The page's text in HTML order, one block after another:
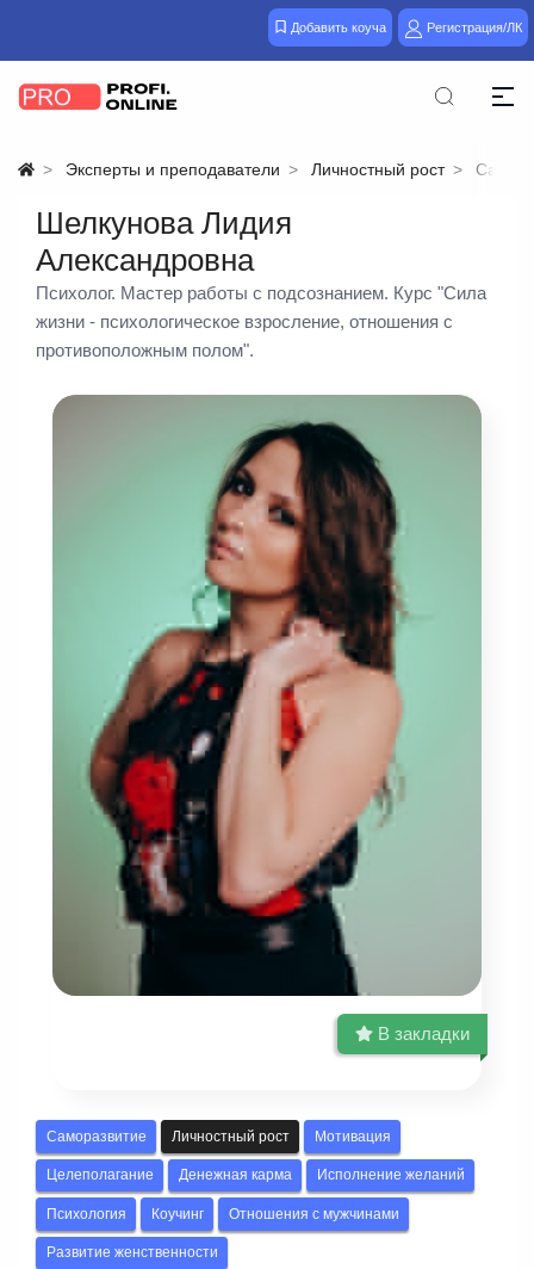
Добавить коуча Регистрация/ЛК
Эксперты и преподаватели Личностный рост
Шелкунова Лидия
Александровна
Психолог. Мастер работы с подсознанием. Курс "Сила
жизни - психологическое взросление, отношения с
противоположным полом".
В закладки
Саморазвитие Личностный рост Мотивация
Целеполагание Денежная карма Исполнение желаний
Психология Коучинг Отношения с мужчинами
Развитие женственности